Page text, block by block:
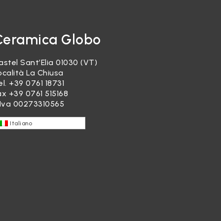
Globo
Sant’Elia 01030 (VT)
La Chiusa
+39 0761 18731
+39 0761 515168
00273310565
Italiano